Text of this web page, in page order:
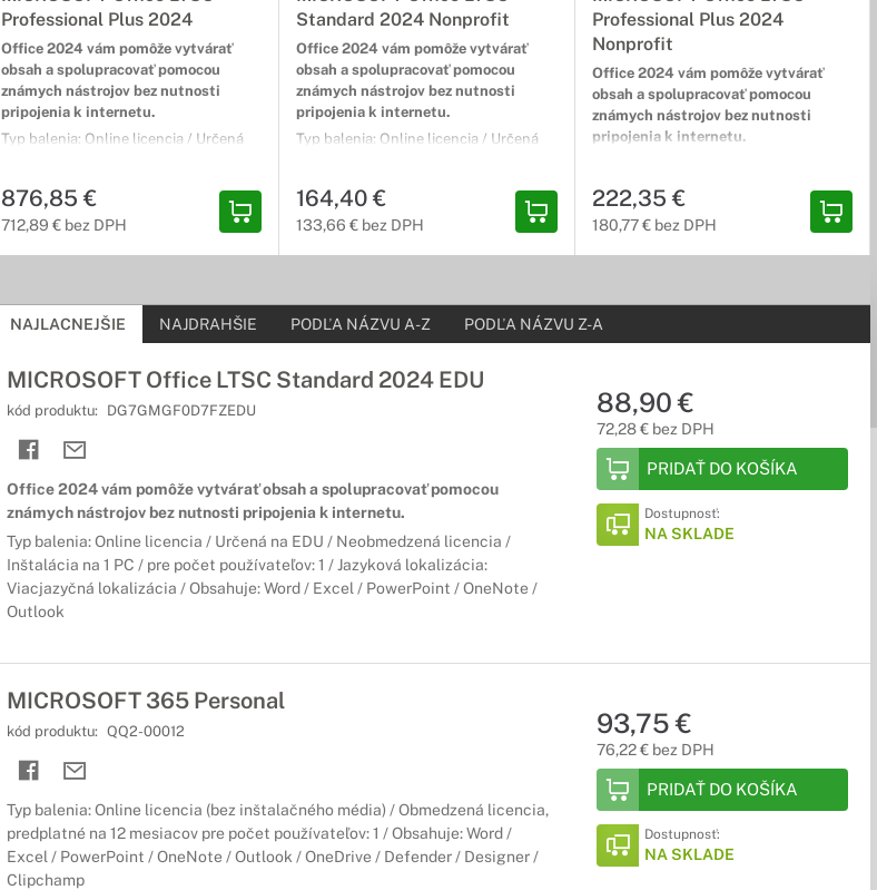
Professional Plus 2024
Office 2024 vám pomôže vytvárať
obsah a spolupracovať pomocou
známych nástrojov bez nutnosti
pripojenia k internetu.
Typ balenia: Online licencia / Určená
používateľov: 1 / Jazyková lokalizácia:
Viacjazyčná lokalizácia / Obsahuje:
876,85 €
712,89 € bez DPH
Standard 2024 Nonprofit
Office 2024 vám pomôže vytvárať
obsah a spolupracovať pomocou
známych nástrojov bez nutnosti
pripojenia k internetu.
Typ balenia: Online licencia / Určená
používateľov: 1 / Jazyková lokalizácia:
Viacjazyčná lokalizácia / Obsahuje:
164,40 €
133,66 € bez DPH
Professional Plus 2024
Nonprofit
Office 2024 vám pomôže vytvárať
obsah a spolupracovať pomocou
známych nástrojov bez nutnosti
pripojenia k internetu.
Inštalácia na 1 PC / pre počet
používateľov: 1 / Jazyková lokalizácia:
222,35 €
180,77 € bez DPH
NAJLACNEJŠIE NAJDRAHŠIE PODĽA NÁZVU A-Z PODĽA NÁZVU Z-A
MICROSOFT Office LTSC Standard 2024 EDU
kód produktu: DG7GMGF0D7FZEDU
Office 2024 vám pomôže vytvárať obsah a spolupracovať pomocou
známych nástrojov bez nutnosti pripojenia k internetu.
Typ balenia: Online licencia / Určená na EDU / Neobmedzená licencia /
Inštalácia na 1 PC / pre počet používateľov: 1 / Jazyková lokalizácia:
Viacjazyčná lokalizácia / Obsahuje: Word / Excel / PowerPoint / OneNote /
Outlook
88,90 €
72,28 € bez DPH
PRIDAŤ DO KOŠÍKA
Dostupnosť:
NA SKLADE
MICROSOFT 365 Personal
kód produktu: QQ2-00012
Typ balenia: Online licencia (bez inštalačného média) / Obmedzená licencia,
predplatné na 12 mesiacov pre počet používateľov: 1 / Obsahuje: Word /
Excel / PowerPoint / OneNote / Outlook / OneDrive / Defender / Designer /
Clipchamp
93,75 €
76,22 € bez DPH
PRIDAŤ DO KOŠÍKA
Dostupnosť:
NA SKLADE